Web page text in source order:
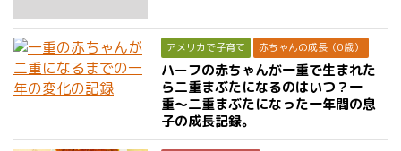
アメリカで子育て 赤ちゃんの成長（0歳）
ハーフの赤ちゃんが一重で生まれた
ら二重まぶたになるのはいつ？一
重〜二重まぶたになった一年間の息
子の成長記録。